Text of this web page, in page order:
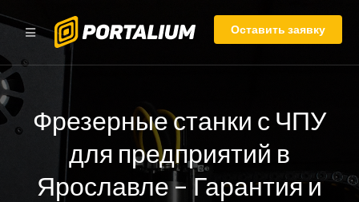
Оставить заявку
Фрезерные станки с ЧПУ
для предприятий в
Ярославле – Гарантия и